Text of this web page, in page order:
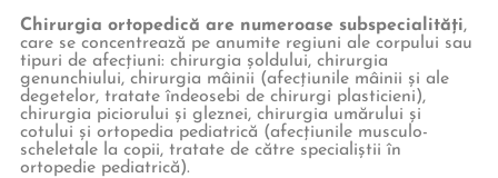
Chirurgia ortopedică are numeroase subspecialități,
care se concentrează pe anumite regiuni ale corpului sau
tipuri de afecțiuni: chirurgia șoldului, chirurgia
genunchiului, chirurgia mâinii (afecțiunile mâinii și ale
degetelor, tratate îndeosebi de chirurgi plasticieni),
chirurgia piciorului și gleznei, chirurgia umărului și
cotului și ortopedia pediatrică (afecțiunile musculo-
scheletale la copii, tratate de către specialiștii în
ortopedie pediatrică).